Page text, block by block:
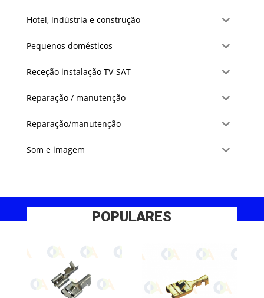
Hotel, indústria e construção
Pequenos domésticos
Receção instalação TV-SAT
Reparação / manutenção
Reparação/manutenção
Som e imagem
POPULARES